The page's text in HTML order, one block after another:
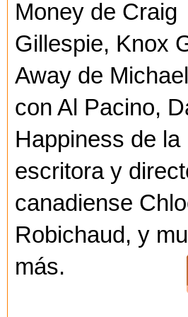
Money de Craig
Gillespie, Knox
Away de
con Al Pacino,
Happiness de la
escritora y
canadiense
Robichaud, y
más.